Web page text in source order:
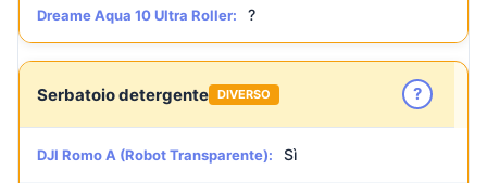
Dreame Aqua 10 Ultra Roller: ?
Serbatoio detergente DIVERSO ?
DJI Romo A (Robot Transparente): Sì